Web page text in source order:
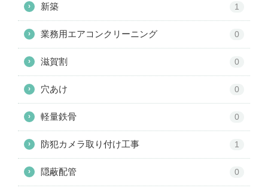
› 新築 1
› 業務用エアコンクリーニング 0
› 滋賀割 0
› 穴あけ 0
› 軽量鉄骨 0
› 防犯カメラ取り付け工事 1
› 隠蔽配管 0